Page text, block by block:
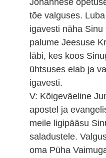
Johannese
tõe valguses.
igavesti näha
palume Jeesuse
läbi, kes koos
ühtsuses elab ja
igavesti.
V: Kõigeväeline
apostel ja
meile ligipääsu
saladustele.
oma Püha